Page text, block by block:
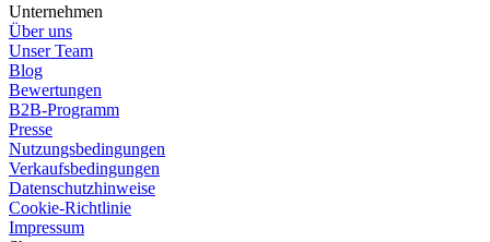
Unternehmen
Über uns
Unser Team
Blog
Bewertungen
B2B-Programm
Presse
Nutzungsbedingungen
Verkaufsbedingungen
Datenschutzhinweise
Cookie-Richtlinie
Impressum